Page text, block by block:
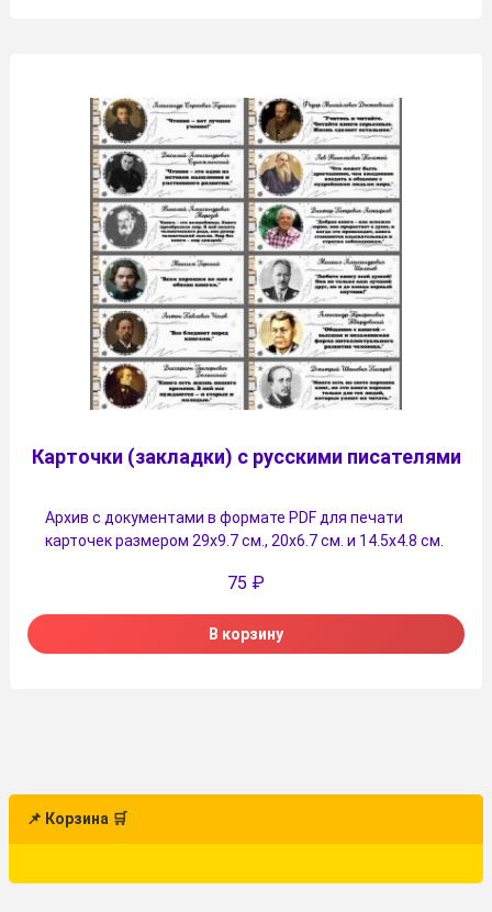
Карточки (закладки) с русскими писателями
Архив с документами в формате PDF для печати
карточек размером 29х9.7 см., 20х6.7 см. и 14.5х4.8 см.
75 ₽
В корзину
📌 Корзина 🛒